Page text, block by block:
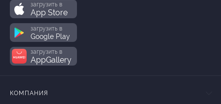
загрузить в
App Store
загрузить в
Google Play
загрузить в
AppGallery
КОМПАНИЯ